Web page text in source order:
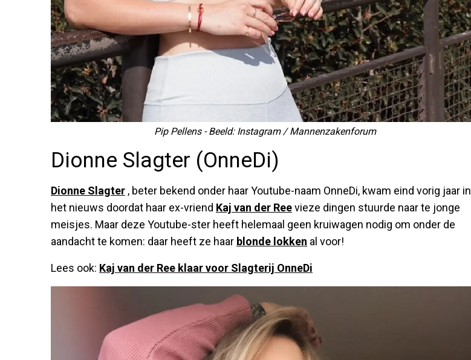
Pip Pellens - Beeld: Instagram / Mannenzakenforum
Dionne Slagter (OnneDi)
Dionne Slagter , beter bekend onder haar Youtube-naam OnneDi, kwam eind vorig jaar in
het nieuws doordat haar ex-vriend Kaj van der Reevieze dingen stuurde naar te jonge
meisjes. Maar deze Youtube-ster heeft helemaal geen kruiwagen nodig om onder de
aandacht te komen: daar heeft ze haar blonde lokken al voor!
Lees ook: Kaj van der Ree klaar voor Slagterij OnneDi